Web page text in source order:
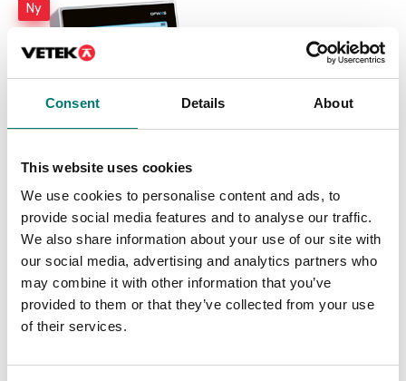
Consent Details About
This website uses cookies
We use cookies to personalise content and ads, to
provide social media features and to analyse our traffic.
We also share information about your use of our site with
our social media, advertising and analytics partners who
may combine it with other information that you’ve
provided to them or that they’ve collected from your use
of their services.
Ny
Vågindikator DFWX
Finns i flera varianter
Pris från: 5 290 kr
Andra köpte även